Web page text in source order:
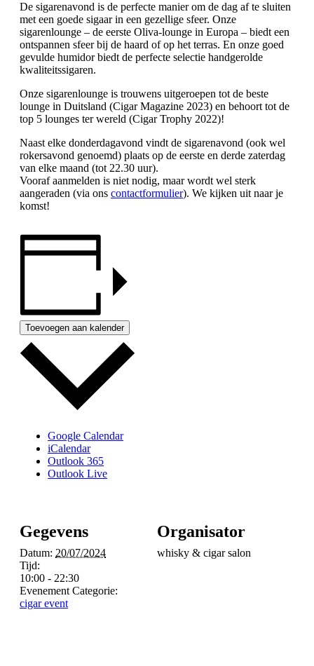
De sigarenavond is de perfecte manier om de dag af te sluiten
met een goede sigaar in een gezellige sfeer. Onze
sigarenlounge – de eerste Oliva-lounge in Europa – biedt een
ontspannen sfeer bij de haard of op het terras. En onze goed
gevulde humidor biedt de perfecte selectie handgerolde
kwaliteitssigaren.
Onze sigarenlounge is trouwens uitgeroepen tot de beste
lounge in Duitsland (Cigar Magazine 2023) en behoort tot de
top 5 lounges ter wereld (Cigar Trophy 2022)!
Naast elke donderdagavond vindt de sigarenavond (ook wel
rokersavond genoemd) plaats op de eerste en derde zaterdag
van elke maand (tot 22.30 uur).
Vooraf aanmelden is niet nodig, maar wordt wel sterk
aangeraden (via ons contactformulier). We kijken uit naar je
komst!
Toevoegen aan kalender
Google Calendar
iCalendar
Outlook 365
Outlook Live
Gegevens
Datum: 20/07/2024
Tijd:
10:00 - 22:30
Evenement Categorie:
cigar event
Organisator
whisky & cigar salon